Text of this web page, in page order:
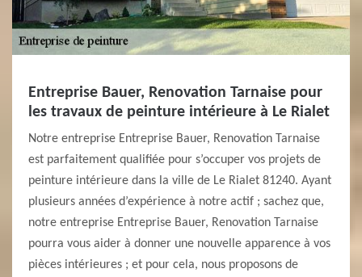
Entreprise Bauer, Renovation Tarnaise pour
les travaux de peinture intérieure à Le Rialet
Notre entreprise Entreprise Bauer, Renovation Tarnaise
est parfaitement qualifiée pour s’occuper vos projets de
peinture intérieure dans la ville de Le Rialet 81240. Ayant
plusieurs années d’expérience à notre actif ; sachez que,
notre entreprise Entreprise Bauer, Renovation Tarnaise
pourra vous aider à donner une nouvelle apparence à vos
pièces intérieures ; et pour cela, nous proposons de